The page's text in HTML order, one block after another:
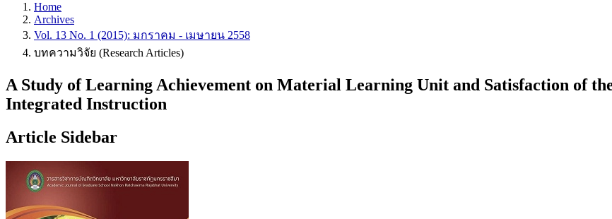
Home
Archives
Vol. 13 No. 1 (2015): มกราคม - เมษายน 2558
บทความวิจัย (Research Articles)
A Study of Learning Achievement on Material Learning Unit and Satisfaction of
Integrated Instruction
Article Sidebar